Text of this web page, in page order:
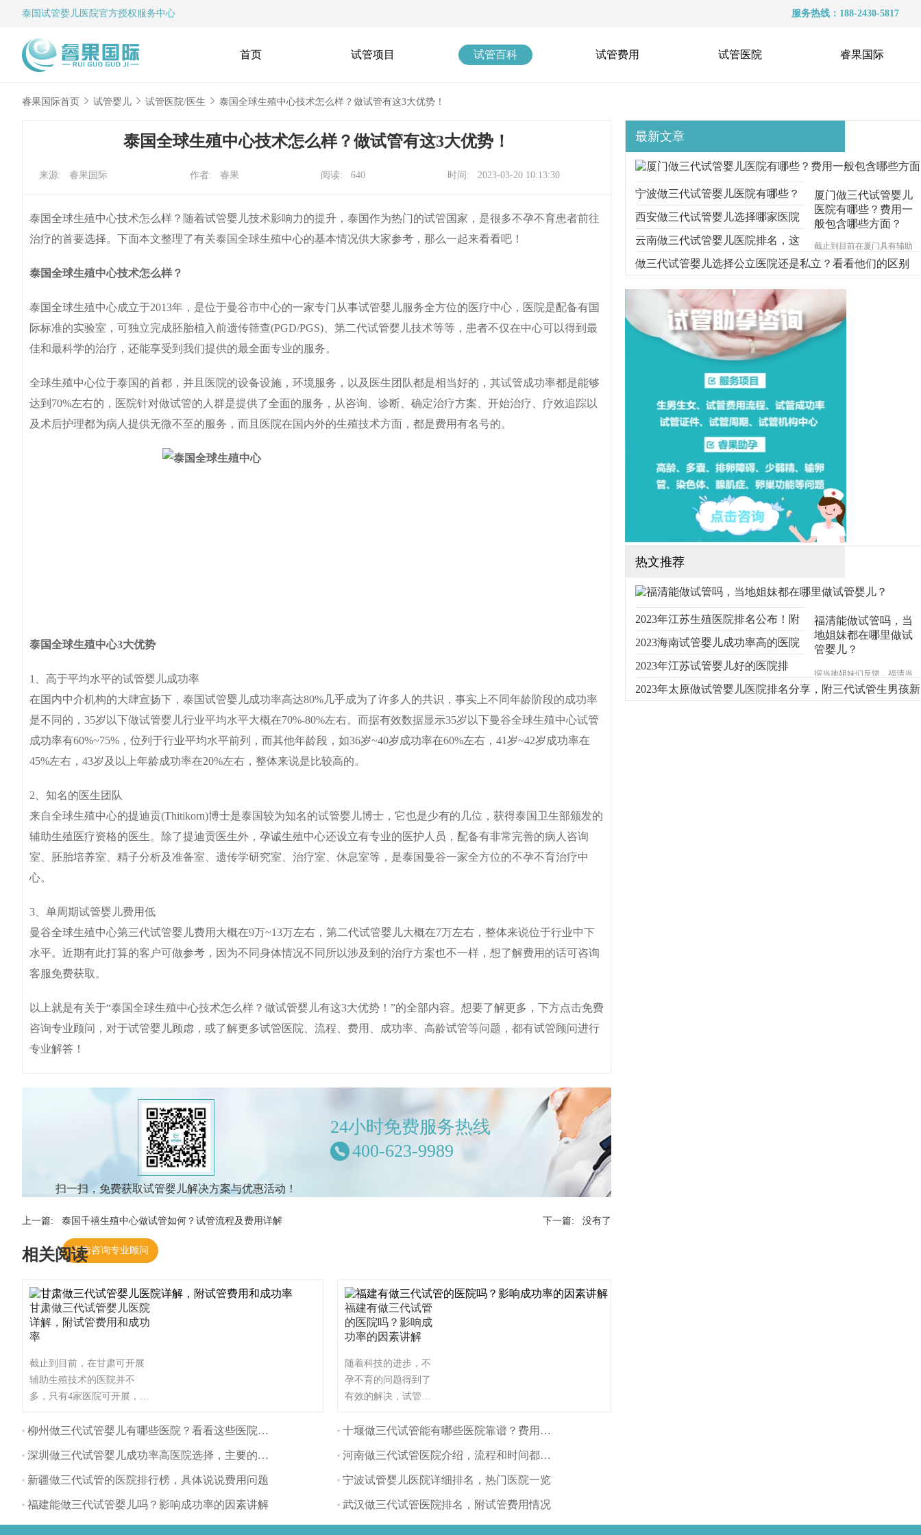
泰国试管婴儿 医院官方授权服务中心 服务热线：188-2430-5817
首页 试管项目 试管百科 试管费用 试管医院 睿果国际
睿果国际首页 试管婴儿 试管医院/医生 泰国全球生殖中心技术怎么样？做试管有这3大优势！
泰国全球生殖中心技术怎么样？做试管有这3大优势！
来源: 睿果国际 作者: 睿果 阅读: 640 时间: 2023-03-20 10:13:30
泰国全球生殖中心技术怎么样？随着试管婴儿技术影响力的提升，泰国作为热门的试管国家，是很多不孕不育患者前往
治疗的首要选择。下面本文整理了有关泰国全球生殖中心的基本情况供大家参考，那么一起来看看吧！
泰国全球生殖中心技术怎么样？
泰国全球生殖中心成立于2013年，是位于曼谷市中心的一家专门从事试管婴儿服务全方位的医疗中心，医院是配备有国
际标准的实验室，可独立完成胚胎植入前遗传筛查(PGD/PGS)、第二代试管婴儿技术等等，患者不仅在中心可以得到最
佳和最科学的治疗，还能享受到我们提供的最全面专业的服务。
全球生殖中心位于泰国的首都，并且医院的设备设施，环境服务，以及医生团队都是相当好的，其试管成功率都是能够
达到70%左右的，医院针对做试管的人群是提供了全面的服务，从咨询、诊断、确定治疗方案、开始治疗、疗效追踪以
及术后护理都为病人提供无微不至的服务，而且医院在国内外的生殖技术方面，都是费用有名号的。
泰国全球生殖中心3大优势
1、高于平均水平的试管婴儿成功率
在国内中介机构的大肆宣扬下，泰国试管婴儿成功率高达80%几乎成为了许多人的共识，事实上不同年龄阶段的成功率
是不同的，35岁以下做试管婴儿行业平均水平大概在70%-80%左右。而据有效数据显示35岁以下曼谷全球生殖中心试管
成功率有60%~75%，位列于行业平均水平前列，而其他年龄段，如36岁~40岁成功率在60%左右，41岁~42岁成功率在
45%左右，43岁及以上年龄成功率在20%左右，整体来说是比较高的。
2、知名的医生团队
来自全球生殖中心的提迪贡(Thitikorn)博士是泰国较为知名的试管婴儿博士，它也是少有的几位，获得泰国卫生部颁发的
辅助生殖医疗资格的医生。除了提迪贡医生外，孕诚生殖中心还设立有专业的医护人员，配备有非常完善的病人咨询
室、胚胎培养室、精子分析及准备室、遗传学研究室、治疗室、休息室等，是泰国曼谷一家全方位的不孕不育治疗中
心。
3、单周期试管婴儿费用低
曼谷全球生殖中心第三代试管婴儿费用大概在9万~13万左右，第二代试管婴儿大概在7万左右，整体来说位于行业中下
水平。近期有此打算的客户可做参考，因为不同身体情况不同所以涉及到的治疗方案也不一样，想了解费用的话可咨询
客服免费获取。
以上就是有关于“泰国全球生殖中心技术怎么样？做试管婴儿有这3大优势！”的全部内容。想要了解更多，下方点击免费
咨询专业顾问，对于试管婴儿顾虑，或了解更多试管医院、流程、费用、成功率、高龄试管等问题，都有试管顾问进行
专业解答！
扫一扫，免费获取试管婴儿解决方案与优惠活动！
24小时免费服务热线
400-623-9989
点击咨询专业顾问
上一篇: 泰国千禧生殖中心做试管如何？试管流程及费用详解 下一篇: 没有了
相关阅读
甘肃做三代试管婴儿医院
详解，附试管费用和成功
率
截止到目前，在甘肃可开展
辅助生殖技术的医院并不
多，只有4家医院可开展，这
代试管婴儿技术，甘肃不孕
州开展试管婴儿技术，这里
为大家整理甘肃试管医院名
试管婴儿流程、费用、成功
率，可点击在线咨询，询问
柳州做三代试管婴儿有哪些医院？看看这些医院排名
深圳做三代试管婴儿成功率高医院选择，主要的流程有哪些？
新疆做三代试管的医院排行榜，具体说说费用问题
福建能做三代试管婴儿吗？影响成功率的因素讲解
福建有做三代试管
的医院吗？影响成
功率的因素讲解
随着科技的进步，不
孕不育的问题得到了
有效的解决，试管婴
的辅助生殖技术，被
受。那么福建有哪些
比较好的三代试管医
看吧！（如果还想了
解更多的试管婴儿流
十堰做三代试管能有哪些医院靠谱？费用方面多吗？
河南做三代试管医院介绍，流程和时间都是怎样的
宁波试管婴儿医院详细排名，热门医院一览
武汉做三代试管医院排名，附试管费用情况
最新文章
厦门做三代试管婴儿
医院有哪些？费用一
般包含哪些方面？
截止到目前在厦门具有辅助
生殖技术资质的试管婴儿医
院一共有4家，分别为厦门的
一医院，这些医院都可以开
展一二代试管婴儿技术，下
面为大家整理厦门试管医院
宁波做三代试管婴儿医院有哪些？
选择医院时要多看什么？
西安做三代试管婴儿选择哪家医院
好？医院的收费情况如何？
云南做三代试管婴儿医院排名，这
三家医院都可以
做三代试管婴儿选择公立医院还是私立？看看他们的区别
热文推荐
福清能做试管吗，当
地姐妹都在哪里做试
管婴儿？
据当地姐妹们反馈，福清当
地并不能做试管婴儿，大多
数需要做试管辅助受孕的往
2023年江苏生殖医院排名公布！附
费用及成功率参考
2023海南试管婴儿成功率高的医院
有哪些？
2023年江苏试管婴儿好的医院排
名！附新排名参考
2023年太原做试管婴儿医院排名分享，附三代试管生男孩新